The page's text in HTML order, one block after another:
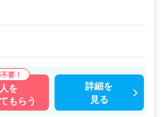
を
もらう
詳細を
見る